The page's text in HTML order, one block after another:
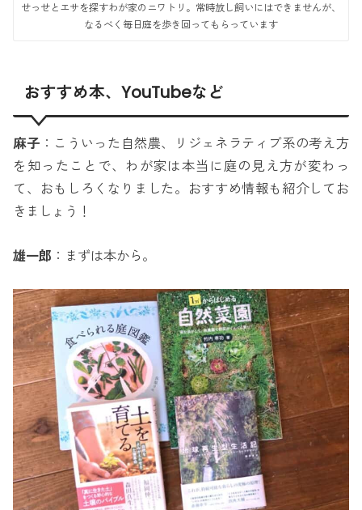
せっせとエサを探すわが家のニワトリ。常時放し飼いにはできませんが、
なるべく毎日庭を歩き回ってもらっています
おすすめ本、YouTubeなど
麻子 ：こういった自然農、リジェネラティブ系の考え方
を知ったことで、わが家は本当に庭の見え方が変わっ
て、おもしろくなりました。おすすめ情報も紹介してお
きましょう！
雄一郎 ：まずは本から。